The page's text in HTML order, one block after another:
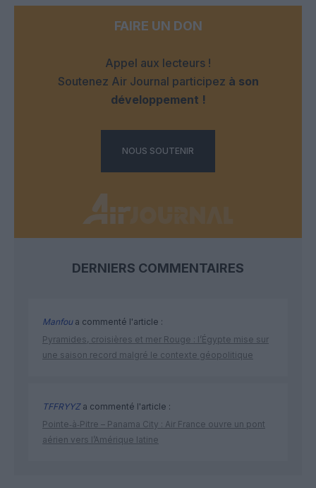
FAIRE UN DON
Appel aux lecteurs !
Soutenez Air Journal participez à son
développement !
NOUS SOUTENIR
DERNIERS COMMENTAIRES
Manfoua commenté l'article :
Pyramides, croisières et mer Rouge : l’Égypte mise sur
une saison record malgré le contexte géopolitique
TFFRYYZa commenté l'article :
Pointe‑à‑Pitre – Panama City : Air France ouvre un pont
aérien vers l’Amérique latine